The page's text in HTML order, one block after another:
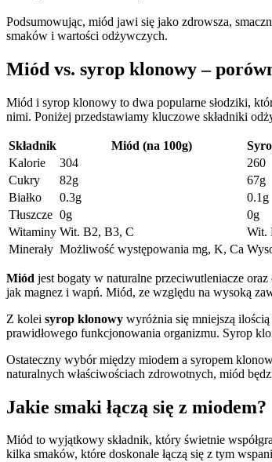
Podsumowując, miód jawi się jako zdrowsza,
smaków i wartości odżywczych.
Miód vs. ​syrop klonowy –
Miód i syrop klonowy to dwa ⁤popularne‍ słodziki,
nimi. Poniżej ‍przedstawiamy kluczowe składniki
Składnik Miód (na 100g)
Kalorie
304
260
Cukry
82g
67g
Białko
0.3g
0.1g
Tłuszcze 0g
0g
Witaminy Wit. B2, B3, C
Wit.
Minerały Możliwość występowania‌ mg, K, Ca
Miód jest‌ bogaty w naturalne przeciwutleniacze
jak magnez i wapń. Miód, ​ze​ względu na wysoką
Z kolei syrop klonowy wyróżnia się mniejszą⁤
prawidłowego funkcjonowania organizmu.⁤ Syrop
Ostateczny ⁢wybór między⁣ miodem a syropem
naturalnych⁤ właściwościach zdrowotnych, miód
Jakie smaki łączą się z miodem?
Miód to wyjątkowy składnik, który świetnie
kilka smaków, które doskonale łączą się‌ z tym